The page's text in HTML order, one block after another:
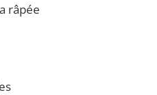
râpée